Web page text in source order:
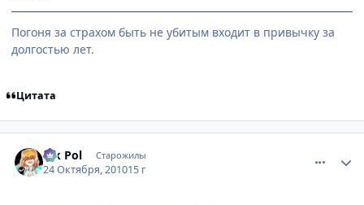
Погоня за страхом быть не убитым входит в привычку за
долгостью лет.
Цитата
Vik Pol Старожилы
24 Октября, 201015 г